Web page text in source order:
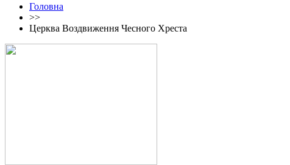
Головна
>>
Церква Воздвиження Чесного Хреста